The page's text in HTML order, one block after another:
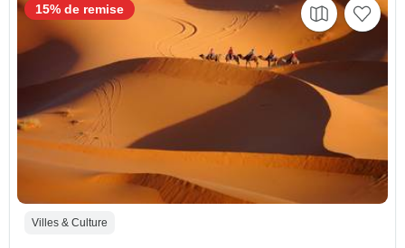
Villes & Culture
15% de remise